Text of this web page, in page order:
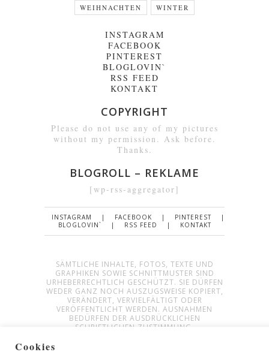
WEIHNACHTEN
WINTER
INSTAGRAM
FACEBOOK
PINTEREST
BLOGLOVIN`
RSS FEED
KONTAKT
COPYRIGHT
Please do not use any of my pictures
without my permission. Ask before.
Thanks.
BLOGROLL – REKLAME
[wp-rss-aggregator]
Cookies
INSTAGRAM FACEBOOK
PINTEREST
BLOGLOVIN`
RSS FEED KONTAKT
SÄMTLICHE INHALTE, FOTOS, TEXTE UND
GRAPHIKEN SOWIE SCHNITTMUSTER SIND
URHEBERRECHTLICH GESCHÜTZT. SIE DÜRFEN
WEDER GANZ NOCH AUSZUGSWEISE KOPIERT,
VERÄNDERT, VERVIELFÄLTIGT ODER
VERÖFFENTLICHT WERDEN. AUSNAHMEN
BEDÜRFEN DER AUSDRÜCKLICHEN
SCHRIFTLICHEN ZUSTIMMUNG.